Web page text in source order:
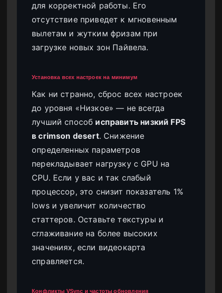
для корректной работы. Его
отсутствие приведет к мгновенным
вылетам и жутким фризам при
загрузке новых зон Пайвела.
Установка всех настроек на минимум
Как ни странно, сброс всех настроек
до уровня «Низкое» — не всегда
лучший способ исправить низкий FPS
в crimson desert. Снижение
определенных параметров
перекладывает нагрузку с GPU на
CPU. Если у вас и так слабый
процессор, это снизит показатель 1%
lows и увеличит количество
статтеров. Оставьте текстуры и
сглаживание на более высоких
значениях, если видеокарта
справляется.
Конфликты VSync и частоты обновления